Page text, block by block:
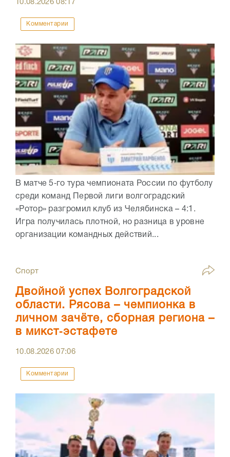
10.08.202608:17
Комментарии
В матче 5‑го тура чемпионата России по футболу
среди команд Первой лиги волгоградский
«Ротор» разгромил клуб из Челябинска – 4:1.
Игра получилась плотной, но разница в уровне
организации командных действий...
Спорт
Двойной успех Волгоградской
области. Рясова – чемпионка в
личном зачёте, сборная региона –
в микст‑эстафете
10.08.202607:06
Комментарии